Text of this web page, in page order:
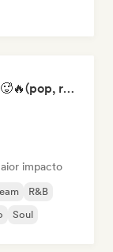
The Weeknd Hottest Vibes🥵🔥(pop, rock, rnb, hiphop, sexy, dark, sad, chill, melancholy, moody, vibe)
impacto
R&B
Soul